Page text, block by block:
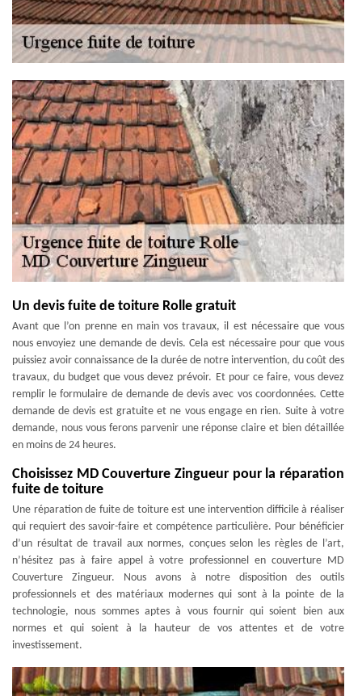
Un devis fuite de toiture Rolle gratuit
Avant que l’on prenne en main vos travaux, il est nécessaire que vous
nous envoyiez une demande de devis. Cela est nécessaire pour que vous
puissiez avoir connaissance de la durée de notre intervention, du coût des
travaux, du budget que vous devez prévoir. Et pour ce faire, vous devez
remplir le formulaire de demande de devis avec vos coordonnées. Cette
demande de devis est gratuite et ne vous engage en rien. Suite à votre
demande, nous vous ferons parvenir une réponse claire et bien détaillée
en moins de 24 heures.
Choisissez MD Couverture Zingueur pour la réparation
fuite de toiture
Une réparation de fuite de toiture est une intervention difficile à réaliser
qui requiert des savoir-faire et compétence particulière. Pour bénéficier
d’un résultat de travail aux normes, conçues selon les règles de l’art,
n’hésitez pas à faire appel à votre professionnel en couverture MD
Couverture Zingueur. Nous avons à notre disposition des outils
professionnels et des matériaux modernes qui sont à la pointe de la
technologie, nous sommes aptes à vous fournir qui soient bien aux
normes et qui soient à la hauteur de vos attentes et de votre
investissement.